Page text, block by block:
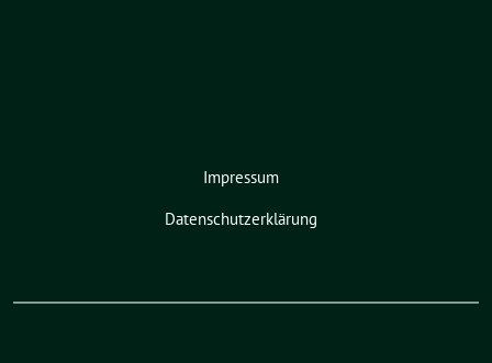
Impressum
Datenschutzerklärung